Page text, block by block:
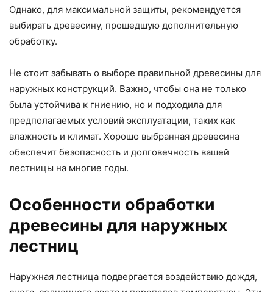
Однако, для максимальной защиты, рекомендуется
выбирать древесину, прошедшую дополнительную
обработку.
Не стоит забывать о выборе правильной древесины для
наружных конструкций. Важно, чтобы она не только
была устойчива к гниению, но и подходила для
предполагаемых условий эксплуатации, таких как
влажность и климат. Хорошо выбранная древесина
обеспечит безопасность и долговечность вашей
лестницы на многие годы.
Особенности обработки
древесины для наружных
лестниц
Наружная лестница подвергается воздействию дождя,